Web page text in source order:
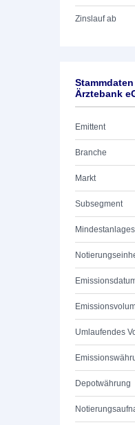
Zinslauf ab
Ärztebank
Emittent
Branche
Markt
Subsegment
Umlaufendes
Depotwährung